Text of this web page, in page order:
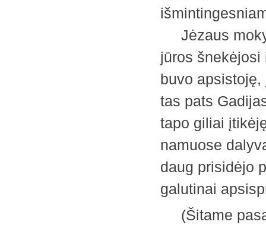
Jėzaus
jūros šnekėjosi
buvo
tas pats
tapo giliai
namuose
daug prisidėjo
galutinai
(Šitame